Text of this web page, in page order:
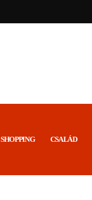
SHOPPING CSALÁD